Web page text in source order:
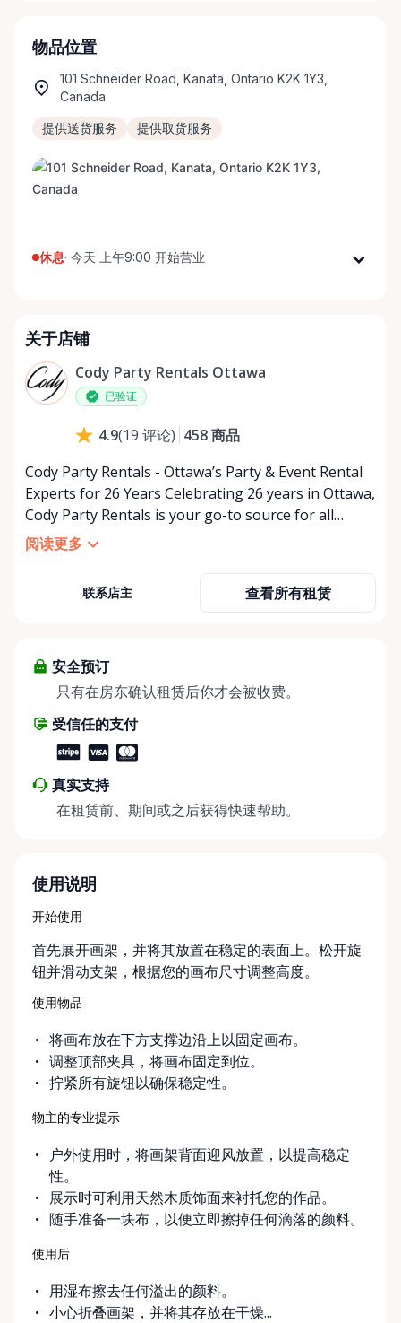
物品位置
101 Schneider Road, Kanata, Ontario K2K 1Y3,
Canada
提供送货服务 提供取货服务
休息· 今天 上午9:00 开始营业
星期三
星期四
上午9:00 - 下午5:00
星期五
关于店铺
Cody Party Rentals Ottawa
已验证
4.9(19 评论) 458商品
Cody Party Rentals - Ottawa’s Party & Event Rental
Experts for 26 Years Celebrating 26 years in Ottawa,
Cody Party Rentals is your go-to source for all
things party and event rentals. We’re proud to be a
partner of Rent Anything, expanding our offerings
At Cody Party Rentals, we believe in the power of
about more than just saving money; it’s about
helping people enjoy more for less while making a
share instead of buy, we’re all doing our part to
make things easier on Mother Nature.
阅读更多
联系店主 查看所有租赁
安全预订
只有在房东确认租赁后你才会被收费。
受信任的支付
真实支持
在租赁前、期间或之后获得快速帮助。
使用说明
开始使用
首先展开画架，并将其放置在稳定的表面上。松开旋
钮并滑动支架，根据您的画布尺寸调整高度。
使用物品
将画布放在下方支撑边沿上以固定画布。
调整顶部夹具，将画布固定到位。
拧紧所有旋钮以确保稳定性。
物主的专业提示
户外使用时，将画架背面迎风放置，以提高稳定
性。
展示时可利用天然木质饰面来衬托您的作品。
随手准备一块布，以便立即擦掉任何滴落的颜料。
使用后
用湿布擦去任何溢出的颜料。
小心折叠画架，并将其存放在干燥...